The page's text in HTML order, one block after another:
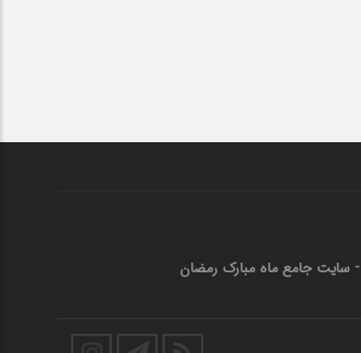
- سایت جامع ماه مبارک رمضان